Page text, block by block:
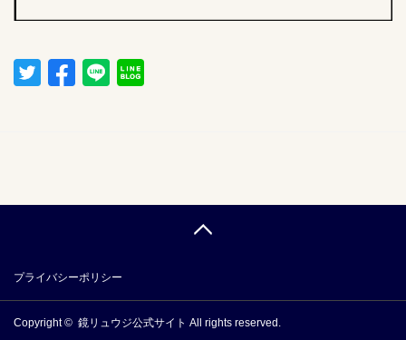
プライバシーポリシー
Copyright © 鏡リュウジ公式サイト All rights reserved.